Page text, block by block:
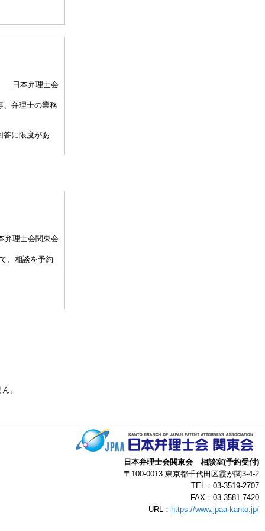
日本弁理士会
、弁理士の業務
答に限度があ
して30分以内）
務所によって
弁理士会関東会
、相談を予約
。
日本弁理士会関東会 相談室(予約受付)
〒100-0013 東京都千代田区霞が関3-4-2
TEL：03-3519-2707
FAX：03-3581-7420
URL： https://www.jpaa-kanto.jp/